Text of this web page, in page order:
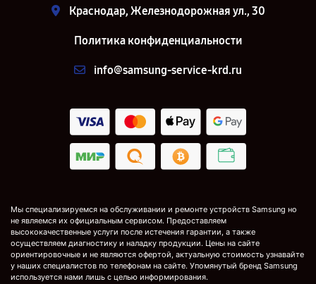
Краснодар, Железнодорожная ул., 30
Политика конфиденциальности
info@samsung-service-krd.ru
Мы специализируемся на обслуживании и ремонте устройств Samsung но
не являемся их официальным сервисом. Предоставляем
высококачественные услуги после истечения гарантии, а также
осуществляем диагностику и наладку продукции. Цены на сайте
ориентировочные и не являются офертой, актуальную стоимость узнавайте
у наших специалистов по телефонам на сайте. Упомянутый бренд Samsung
используется нами лишь с целью информирования.